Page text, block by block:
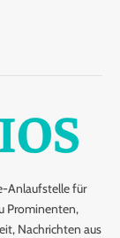
Anlaufstelle für
Prominenten,
Nachrichten aus